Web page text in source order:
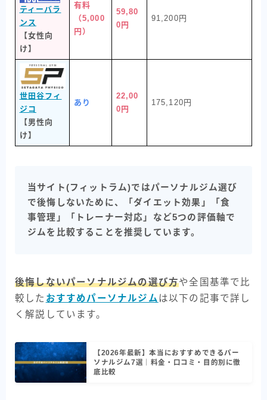
ティーバラ
ンス
【女性向
け】
有料
（5,000
円）
59,80
0円
91,200円
世田谷フィ
ジコ
【男性向
け】
あり
22,00
0円
175,120円
当サイト(フィットラム)ではパーソナルジム選び
で後悔しないために、「ダイエット効果」「食
事管理」「トレーナー対応」など5つの評価軸で
ジムを比較することを推奨しています。
後悔しないパーソナルジムの選び方や全国基準で比
較した おすすめパーソナルジムは以下の記事で詳し
く解説しています。
【2026年最新】本当におすすめできるパー
ソナルジム7選｜料金・口コミ・目的別に徹
底比較